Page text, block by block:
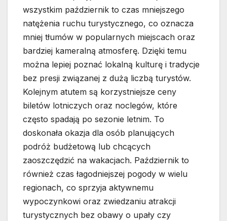
wszystkim październik to czas mniejszego
natężenia ruchu turystycznego, co oznacza
mniej tłumów w popularnych miejscach oraz
bardziej kameralną atmosferę. Dzięki temu
można lepiej poznać lokalną kulturę i tradycje
bez presji związanej z dużą liczbą turystów.
Kolejnym atutem są korzystniejsze ceny
biletów lotniczych oraz noclegów, które
często spadają po sezonie letnim. To
doskonała okazja dla osób planujących
podróż budżetową lub chcących
zaoszczędzić na wakacjach. Październik to
również czas łagodniejszej pogody w wielu
regionach, co sprzyja aktywnemu
wypoczynkowi oraz zwiedzaniu atrakcji
turystycznych bez obawy o upały czy